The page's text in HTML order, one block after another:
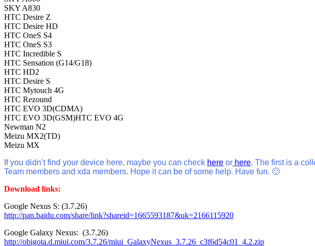
SKY A830
HTC Desire Z
HTC Desire HD
HTC OneS S4
HTC OneS S3
HTC Incredible S
HTC Sensation (G14/G18)
HTC HD2
HTC Desire S
HTC Mytouch 4G
HTC Rezound
HTC EVO 3D(CDMA)
HTC EVO 3D(GSM)HTC EVO 4G
Newman N2
Meizu MX2(TD)
Meizu MX
If you didn’t find your device here, maybe you can check here or here. The first is a
Team members and xda members. Hope it can be of some help. Have fun. 🙂
Download links:
Google Nexus S: (3.7.26)
http://pan.baidu.com/share/link?shareid=1665593187&uk=2166115920
Google Galaxy Nexus: (3.7.26)
http://obigota.d.miui.com/3.7.26/miui_GalaxyNexus_3.7.26_c3f6d54c01_4.2.zip